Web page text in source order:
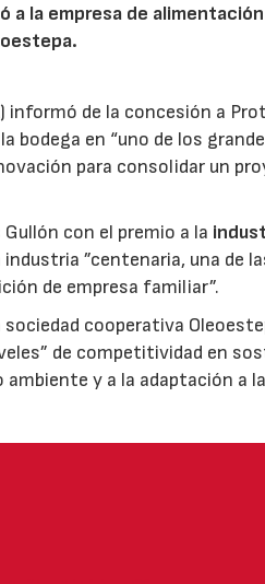
a la empresa de
informó de la concesión a
en “uno de los
para consolidar un
con el premio a la
”centenaria, una de
de empresa familiar”.
sociedad cooperativa
de competitividad en
y a la adaptación a